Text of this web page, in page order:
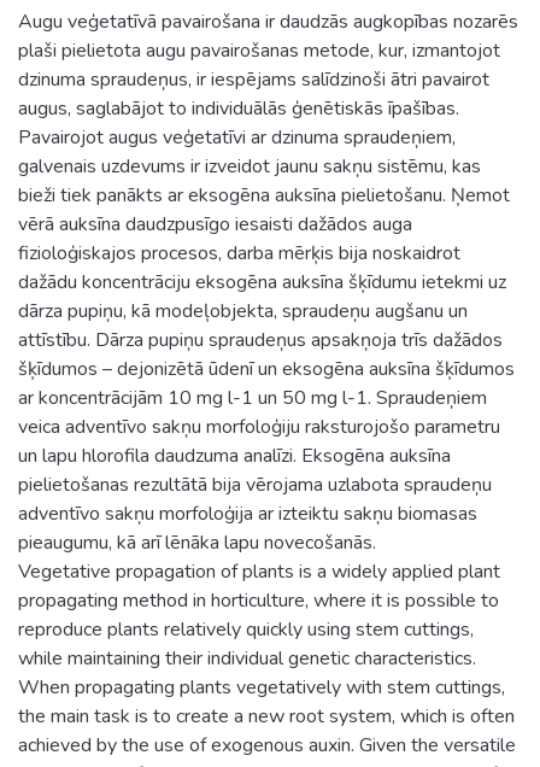
Augu veģetatīvā pavairošana ir daudzās augkopības nozarēs
plaši pielietota augu pavairošanas metode, kur, izmantojot
dzinuma spraudeņus, ir iespējams salīdzinoši ātri pavairot
augus, saglabājot to individuālās ģenētiskās īpašības.
Pavairojot augus veģetatīvi ar dzinuma spraudeņiem,
galvenais uzdevums ir izveidot jaunu sakņu sistēmu, kas
bieži tiek panākts ar eksogēna auksīna pielietošanu. Ņemot
vērā auksīna daudzpusīgo iesaisti dažādos auga
fizioloģiskajos procesos, darba mērķis bija noskaidrot
dažādu koncentrāciju eksogēna auksīna šķīdumu ietekmi uz
dārza pupiņu, kā modeļobjekta, spraudeņu augšanu un
attīstību. Dārza pupiņu spraudeņus apsakņoja trīs dažādos
šķīdumos – dejonizētā ūdenī un eksogēna auksīna šķīdumos
ar koncentrācijām 10 mg l-1 un 50 mg l-1. Spraudeņiem
veica adventīvo sakņu morfoloģiju raksturojošo parametru
un lapu hlorofila daudzuma analīzi. Eksogēna auksīna
pielietošanas rezultātā bija vērojama uzlabota spraudeņu
adventīvo sakņu morfoloģija ar izteiktu sakņu biomasas
pieaugumu, kā arī lēnāka lapu novecošanās.
Vegetative propagation of plants is a widely applied plant
propagating method in horticulture, where it is possible to
reproduce plants relatively quickly using stem cuttings,
while maintaining their individual genetic characteristics.
When propagating plants vegetatively with stem cuttings,
the main task is to create a new root system, which is often
achieved by the use of exogenous auxin. Given the versatile